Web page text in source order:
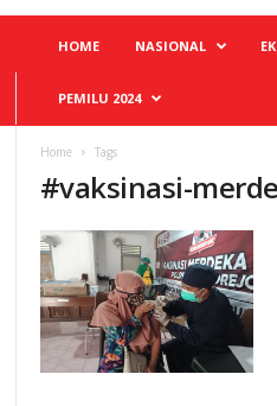
HOME NASIONAL
PEMILU 2024
Home Tags
#vaksinasi-